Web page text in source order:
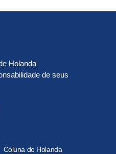
Holanda
de seus
Coluna do Holanda